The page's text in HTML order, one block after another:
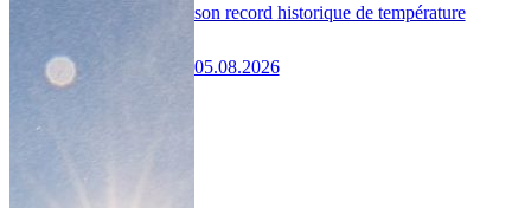
son record historique de température
05.08.2026